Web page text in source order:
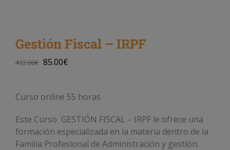
Gestión Fiscal – IRPF
412.00€ 85.00€
Curso online 55 horas
Este Curso GESTIÓN FISCAL – IRPF le ofrece una
formación especializada en la materia dentro de la
Familia Profesional de Administración y gestión.